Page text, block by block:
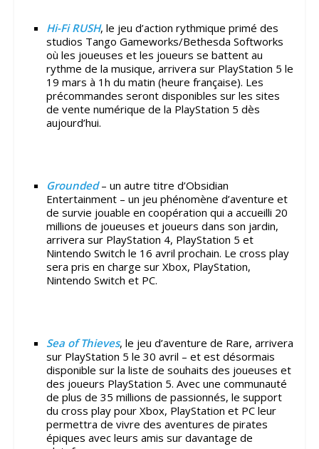
Hi-Fi RUSH, le jeu d’action rythmique primé des
studios Tango Gameworks/Bethesda Softworks
où les joueuses et les joueurs se battent au
rythme de la musique, arrivera sur PlayStation 5 le
19 mars à 1h du matin (heure française). Les
précommandes seront disponibles sur les sites
de vente numérique de la PlayStation 5 dès
aujourd’hui.
Grounded– un autre titre d’Obsidian
Entertainment – un jeu phénomène d’aventure et
de survie jouable en coopération qui a accueilli 20
millions de joueuses et joueurs dans son jardin,
arrivera sur PlayStation 4, PlayStation 5 et
Nintendo Switch le 16 avril prochain. Le cross play
sera pris en charge sur Xbox, PlayStation,
Nintendo Switch et PC.
Sea of Thieves, le jeu d’aventure de Rare, arrivera
sur PlayStation 5 le 30 avril – et est désormais
disponible sur la liste de souhaits des joueuses et
des joueurs PlayStation 5. Avec une communauté
de plus de 35 millions de passionnés, le support
du cross play pour Xbox, PlayStation et PC leur
permettra de vivre des aventures de pirates
épiques avec leurs amis sur davantage de